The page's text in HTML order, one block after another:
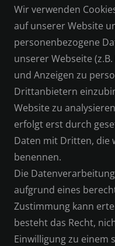
RECHTLICHES
AGB
WIDERRUFSRECHT
SERVICE
KONTAKT
Wir verwenden
auf unserer Website
personenbezogene
unserer Webseite
und Anzeigen zu
Drittanbietern
Website zu
erfolgt erst durch
Daten mit Dritten, die
benennen.
Die
aufgrund eines
Zustimmung kann
besteht das Recht,
Einwilligung zu einem